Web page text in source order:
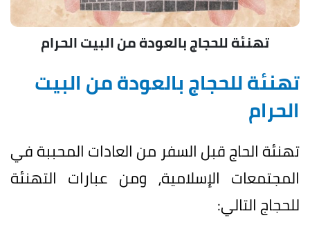
تهنئة للحجاج بالعودة من البيت الحرام
تهنئة للحجاج بالعودة من البيت
الحرام
تهنئة الحاج قبل السفر من العادات المحببة في
المجتمعات الإسلامية، ومن عبارات التهنئة
للحجاج التالي: